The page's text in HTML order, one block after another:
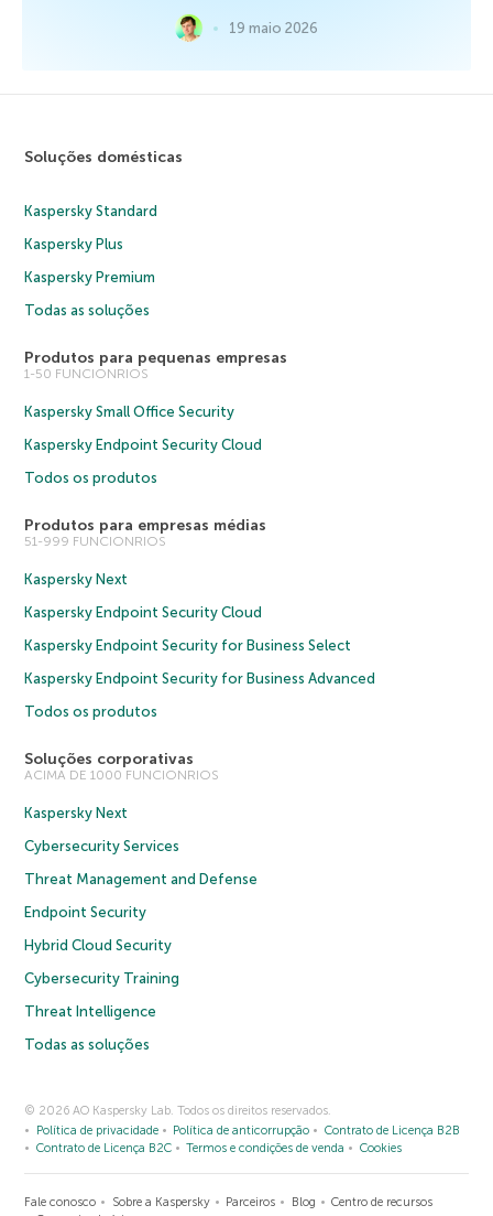
19 maio 2026
Soluções domésticas
Kaspersky Standard
Kaspersky Plus
Kaspersky Premium
Todas as soluções
Produtos para pequenas empresas
1-50 FUNCIONRIOS
Kaspersky Small Office Security
Kaspersky Endpoint Security Cloud
Todos os produtos
Produtos para empresas médias
51-999 FUNCIONRIOS
Kaspersky Next
Kaspersky Endpoint Security Cloud
Kaspersky Endpoint Security for Business Select
Kaspersky Endpoint Security for Business Advanced
Todos os produtos
Soluções corporativas
ACIMA DE 1000 FUNCIONRIOS
Kaspersky Next
Cybersecurity Services
Threat Management and Defense
Endpoint Security
Hybrid Cloud Security
Cybersecurity Training
Threat Intelligence
Todas as soluções
© 2026 AO Kaspersky Lab. Todos os direitos reservados.
Política de privacidade
Política de anticorrupção
Contrato de Licença B2B
Contrato de Licença B2C
Termos e condições de venda Cookies
Fale conosco Sobre a Kaspersky Parceiros Blog
Centro de recursos